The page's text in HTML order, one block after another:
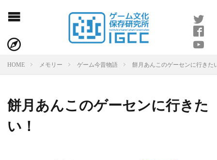
HOME メモリー ゲーム今昔物語 餅月あんこのゲーセンに行きた
餅月あんこのゲーセンに行きた
い！